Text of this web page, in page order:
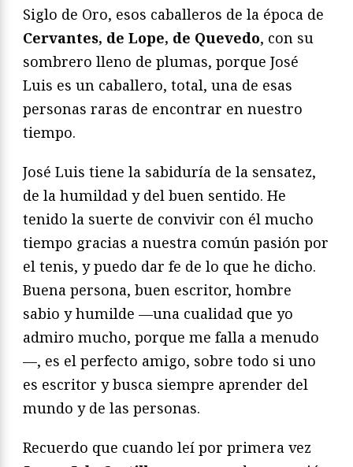
Siglo de Oro, esos caballeros de la época de
Cervantes, de Lope, de Quevedo, con su
sombrero lleno de plumas, porque José
Luis es un caballero, total, una de esas
personas raras de encontrar en nuestro
tiempo.
José Luis tiene la sabiduría de la sensatez,
de la humildad y del buen sentido. He
tenido la suerte de convivir con él mucho
tiempo gracias a nuestra común pasión por
el tenis, y puedo dar fe de lo que he dicho.
Buena persona, buen escritor, hombre
sabio y humilde —una cualidad que yo
admiro mucho, porque me falla a menudo
—, es el perfecto amigo, sobre todo si uno
es escritor y busca siempre aprender del
mundo y de las personas.
Recuerdo que cuando leí por primera vez